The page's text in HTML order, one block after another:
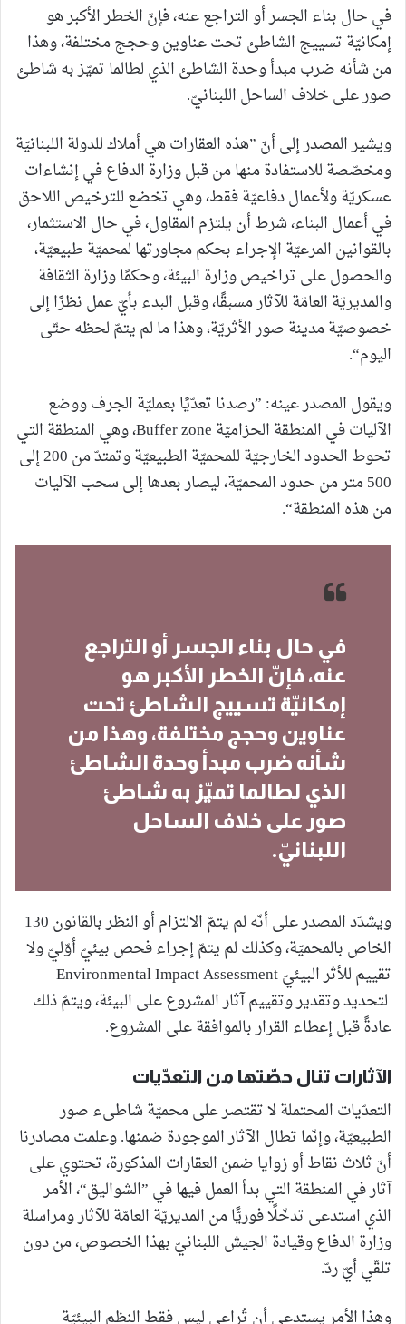
في حال بناء الجسر أو التراجع عنه، فإنّ الخطر الأكبر هو
إمكانيّة تسييج الشاطئ تحت عناوين وحجج مختلفة، وهذا
من شأنه ضرب مبدأ وحدة الشاطئ الذي لطالما تميّز به شاطئ
صور على خلاف الساحل اللبنانيّ.
ويشير المصدر إلى أنّ ”هذه العقارات هي أملاك للدولة اللبنانيّة
ومخصّصة للاستفادة منها من قبل وزارة الدفاع في إنشاءات
عسكريّة ولأعمال دفاعيّة فقط، وهي تخضع للترخيص اللاحق
في أعمال البناء، شرط أن يلتزم المقاول، في حال الاستثمار،
بالقوانين المرعيّة الإجراء بحكم مجاورتها لمحميّة طبيعيّة،
والحصول على تراخيص وزارة البيئة، وحكمًا وزارة الثقافة
والمديريّة العامّة للآثار مسبقًا، وقبل البدء بأيّ عمل نظرًا إلى
خصوصيّة مدينة صور الأثريّة، وهذا ما لم يتمّ لحظه حتّى
اليوم“.
ويقول المصدر عينه: ”رصدنا تعدّيًا بعمليّة الجرف ووضع
الآليات في المنطقة الحزاميّة Buffer zone، وهي المنطقة التي
تحوط الحدود الخارجيّة للمحميّة الطبيعيّة وتمتدّ من 200 إلى
500 متر من حدود المحميّة، ليصار بعدها إلى سحب الآليات
من هذه المنطقة“.
في حال بناء الجسر أو التراجع
عنه، فإنّ الخطر الأكبر هو
إمكانيّة تسييج الشاطئ تحت
عناوين وحجج مختلفة، وهذا من
شأنه ضرب مبدأ وحدة الشاطئ
الذي لطالما تميّز به شاطئ
صور على خلاف الساحل
اللبنانيّ.
ويشدّد المصدر على أنّه لم يتمّ الالتزام أو النظر بالقانون 130
الخاص بالمحميّة، وكذلك لم يتمّ إجراء فحص بيئيّ أوّليّ ولا
تقييم للأثر البيئيّ Environmental Impact Assessment
لتحديد وتقدير وتقييم آثار المشروع على البيئة، ويتمّ ذلك
عادةً قبل إعطاء القرار بالموافقة على المشروع.
الآثارات تنال حصّتها من التعدّيات
التعدّيات المحتملة لا تقتصر على محميّة شاطىء صور
الطبيعيّة، وإنّما تطال الآثار الموجودة ضمنها. وعلمت مصادرنا
أنّ ثلاث نقاط أو زوايا ضمن العقارات المذكورة، تحتوي على
آثار في المنطقة التي بدأ العمل فيها في ”الشواليق“، الأمر
الذي استدعى تدخّلًا فوريًّا من المديريّة العامّة للآثار ومراسلة
وزارة الدفاع وقيادة الجيش اللبنانيّ بهذا الخصوص، من دون
تلقّي أيّ ردّ.
وهذا الأمر يستدعي أن تُراعى ليس فقط النظم البيئيّة